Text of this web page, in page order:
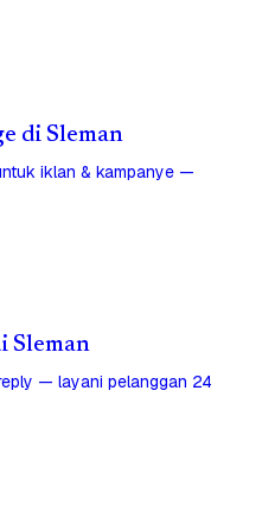
di Sleman
iklan & kampanye —
Sleman
— layani pelanggan 24